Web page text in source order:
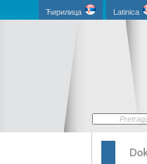
Latinica
Ћирилица